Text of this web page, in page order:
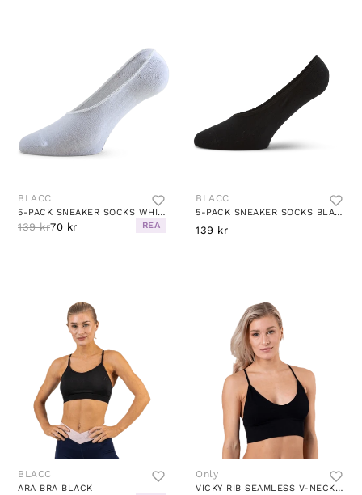
BLACC
5-PACK SNEAKER SOCKS WHITE
139 kr70 kr REA
BLACC
5-PACK SNEAKER SOCKS BLACK
139 kr
BLACC
ARA BRA BLACK
Only
VICKY RIB SEAMLESS V-NECK TOP BLACK